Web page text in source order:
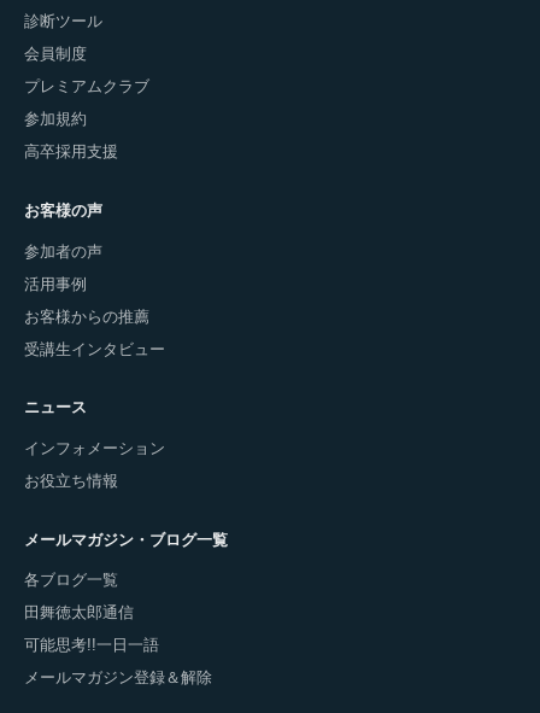
診断ツール
会員制度
プレミアムクラブ
参加規約
高卒採用支援
お客様の声
参加者の声
活用事例
お客様からの推薦
受講生インタビュー
ニュース
インフォメーション
お役立ち情報
メールマガジン・ブログ一覧
各ブログ一覧
田舞徳太郎通信
可能思考!!一日一語
メールマガジン登録＆解除